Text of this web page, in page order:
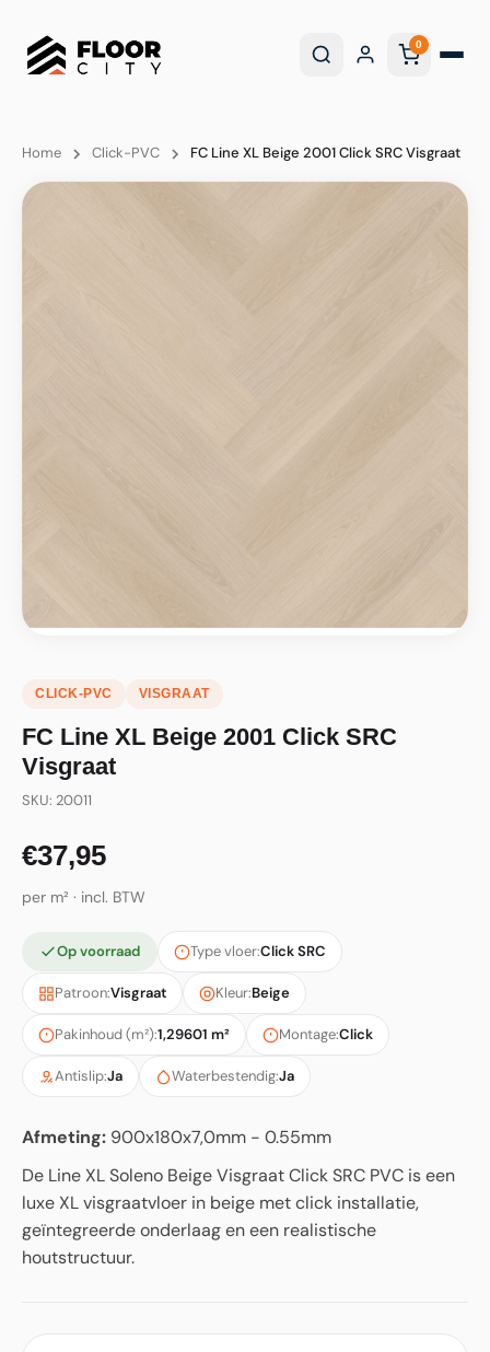
0
Home Click-PVC FC Line XL Beige 2001 Click SRC Visgraat
CLICK-PVC VISGRAAT
FC Line XL Beige 2001 Click SRC
Visgraat
SKU: 20011
€37,95
per m² · incl. BTW
Op voorraad Type vloer:Click SRC
Patroon:Visgraat Kleur:Beige
Pakinhoud (m²):1,29601 m² Montage:Click
Antislip:Ja Waterbestendig:Ja
Afmeting: 900x180x7,0mm - 0.55mm
De Line XL Soleno Beige Visgraat Click SRC PVC is een
luxe XL visgraatvloer in beige met click installatie,
geïntegreerde onderlaag en een realistische
houtstructuur.